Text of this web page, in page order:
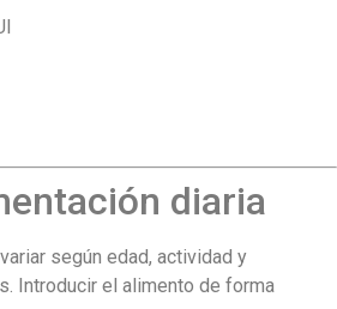
diaria
según edad, actividad y
Introducir el alimento de forma